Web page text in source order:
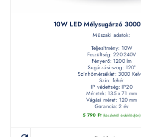
10W LED Mélysugárzó
Műszaki adatok:
Teljesítmény: 10W
Feszültség: 220-240V
Fényerő: 1200 lm
Sugárzási szög: 120°
Színhőmérséklet: 3000
Szín: fehér
IP védettség: IP20
Méretek: 135 x 71 mm
Vágási méret: 120 mm
Garancia: 2 év
5 790 Ft (készletről érdeklődjön)